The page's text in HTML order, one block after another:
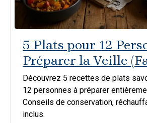
5 Plats pour 12
Préparer la Veille
Découvrez 5 recettes de plats
12 personnes à préparer
Conseils de conservation,
inclus.